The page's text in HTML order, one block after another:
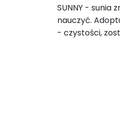
SUNNY - sunia
nauczyć.
- czystości,